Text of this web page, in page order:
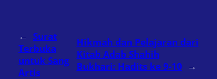
← Surat
Terbuka
untuk Sang
Artis
Hikmah dan Pelajaran dari
Kitab Adab Shahih
Bukhari: Hadits ke 9-10 →